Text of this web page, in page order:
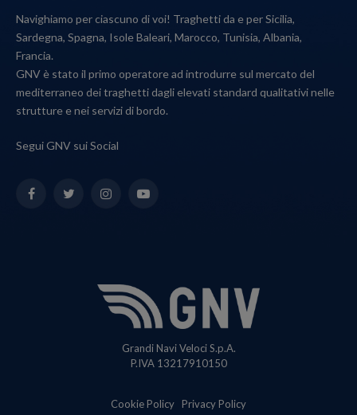
Navighiamo per ciascuno di voi! Traghetti da e per Sicilia,
Sardegna, Spagna, Isole Baleari, Marocco, Tunisia, Albania,
Francia.
GNV è stato il primo operatore ad introdurre sul mercato del
mediterraneo dei traghetti dagli elevati standard qualitativi nelle
strutture e nei servizi di bordo.
Segui GNV sui Social
FacebookTwitterInstagramYouTube
Grandi Navi Veloci S.p.A.
P.IVA 13217910150
Cookie Policy Privacy Policy